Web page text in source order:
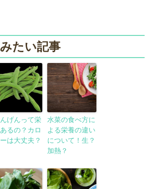
たい記事
げんって栄
るの？カロ
は大丈夫？
水菜の食べ方に
よる栄養の違い
について！生？
加熱？